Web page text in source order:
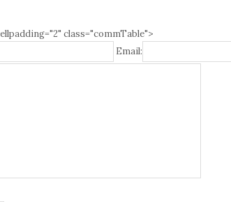
class="commTable">
Email: